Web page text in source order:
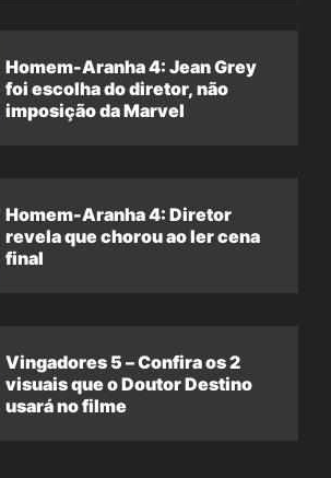
Homem-Aranha 4: Jean Grey
foi escolha do diretor, não
imposição da Marvel
Homem-Aranha 4: Diretor
revela que chorou ao ler cena
final
Vingadores 5 – Confira os 2
visuais que o Doutor Destino
usará no filme